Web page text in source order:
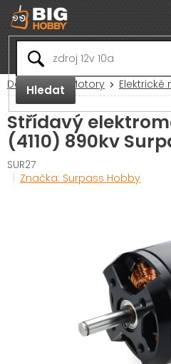
Přejít
na
obsah
Hledat
Domů RC Motory
Střídavý
(4110) 890kv
SUR27
Značka: Surpass Hobby